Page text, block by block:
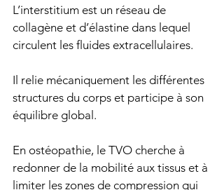
L’interstitium est un réseau de
collagène et d’élastine dans lequel
circulent les fluides extracellulaires.
Il relie mécaniquement les différentes
structures du corps et participe à son
équilibre global.
En ostéopathie, le TVO cherche à
redonner de la mobilité aux tissus et à
limiter les zones de compression qui